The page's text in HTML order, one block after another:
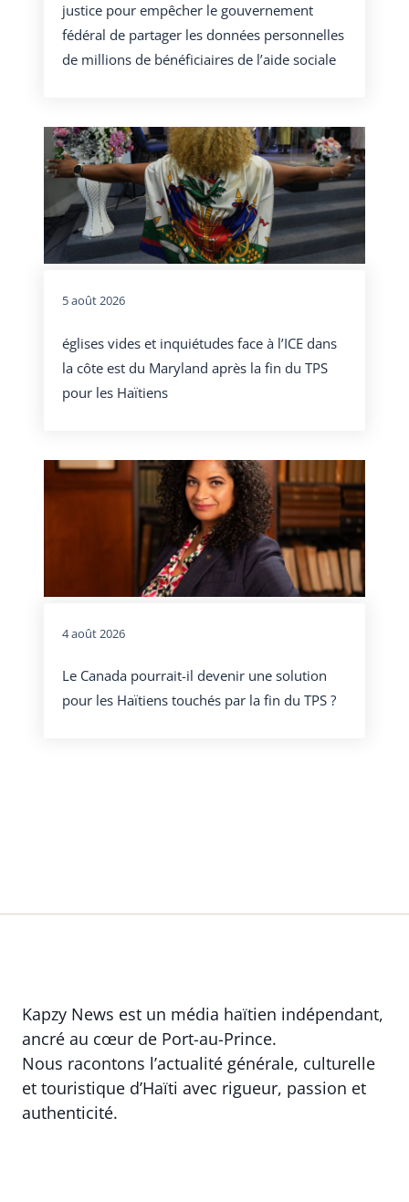
justice pour empêcher le gouvernement
fédéral de partager les données personnelles
de millions de bénéficiaires de l’aide sociale
5 août 2026
églises vides et inquiétudes face à l’ICE dans
la côte est du Maryland après la fin du TPS
pour les Haïtiens
4 août 2026
Le Canada pourrait-il devenir une solution
pour les Haïtiens touchés par la fin du TPS ?
Kapzy News est un média haïtien indépendant,
ancré au cœur de Port-au-Prince.
Nous racontons l’actualité générale, culturelle
et touristique d’Haïti avec rigueur, passion et
authenticité.